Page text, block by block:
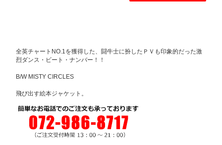
全英チャートNO.1を獲得した、闘牛士に扮したＰＶも印象的だった激
烈ダンス・ビート・ナンバー！！
B/W MISTY CIRCLES
飛び出す絵本ジャケット。